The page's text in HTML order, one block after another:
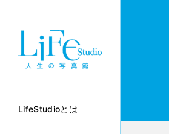
LifeStudioとは